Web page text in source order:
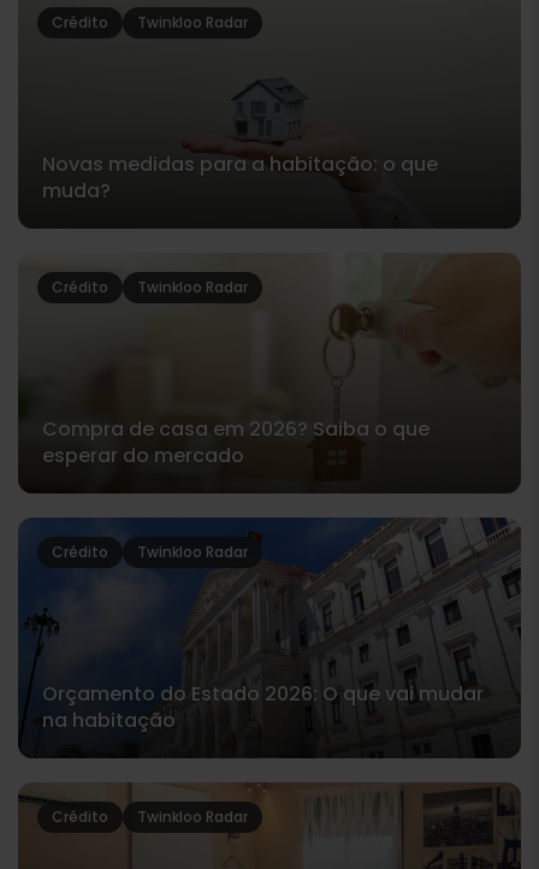
Crédito Twinkloo Radar
Novas medidas para a habitação: o que
muda?
Crédito Twinkloo Radar
Compra de casa em 2026? Saiba o que
esperar do mercado
Crédito Twinkloo Radar
Orçamento do Estado 2026: O que vai mudar
na habitação
Crédito Twinkloo Radar